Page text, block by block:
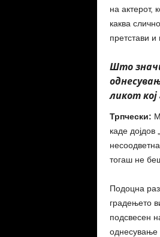
на актерот,
каква
претстави и
Што
ликот
Трпчески:
каде
тогаш не
Подоцна
градењето
подсвесен
однесување